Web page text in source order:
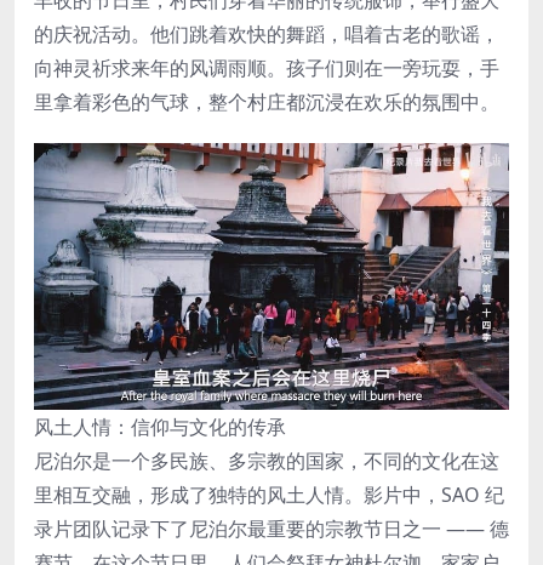
的庆祝活动。他们跳着欢快的舞蹈，唱着古老的歌谣，
向神灵祈求来年的风调雨顺。孩子们则在一旁玩耍，手
里拿着彩色的气球，整个村庄都沉浸在欢乐的氛围中。
风土人情：信仰与文化的传承
尼泊尔是一个多民族、多宗教的国家，不同的文化在这
里相互交融，形成了独特的风土人情。影片中，SAO 纪
录片团队记录下了尼泊尔最重要的宗教节日之一 —— 德